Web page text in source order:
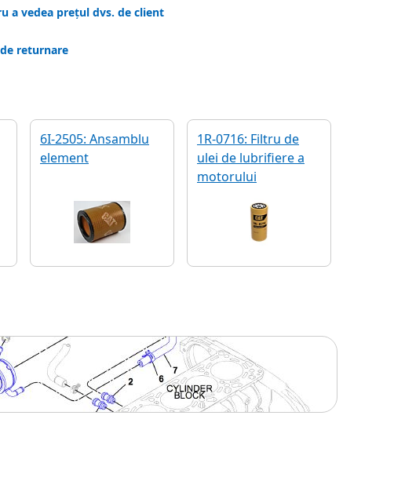
a vedea prețul dvs. de client
returnare
6I-2505: Ansamblu
element
1R-0716: Filtru de
ulei de lubrifiere a
motorului